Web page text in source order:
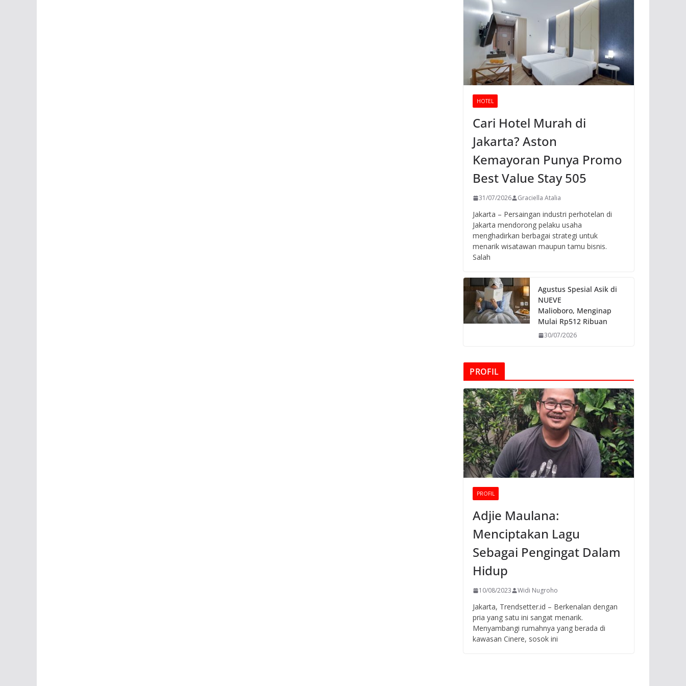
HOTEL
Cari Hotel Murah di
Jakarta? Aston
Kemayoran Punya Promo
Best Value Stay 505
31/07/2026 Graciella Atalia
Jakarta – Persaingan industri perhotelan di
Jakarta mendorong pelaku usaha
menghadirkan berbagai strategi untuk
menarik wisatawan maupun tamu bisnis.
Salah
Agustus Spesial Asik di
NUEVE
Malioboro, Menginap
Mulai Rp512 Ribuan
30/07/2026
PROFIL
PROFIL
Adjie Maulana:
Menciptakan Lagu
Sebagai Pengingat Dalam
Hidup
10/08/2023 Widi Nugroho
Jakarta, Trendsetter.id – Berkenalan dengan
pria yang satu ini sangat menarik.
Menyambangi rumahnya yang berada di
kawasan Cinere, sosok ini